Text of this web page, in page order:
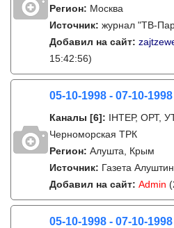
Регион: Москва
Источник: журнал "ТВ-
Добавил на сайт:
15:42:56)
05-10-1998 - 07-10-1998
Каналы [6]: IНТЕР, ОРТ,
Черноморская ТРК
Регион: Алушта, Крым
Источник: Газета
Добавил на сайт: Admin
05-10-1998 - 07-10-1998